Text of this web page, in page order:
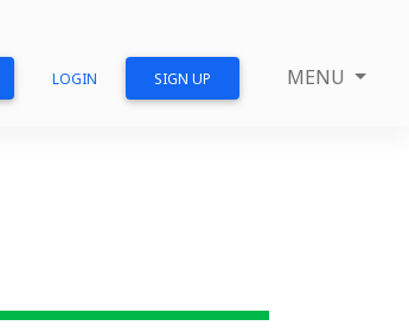
LOGIN SIGN UP MENU